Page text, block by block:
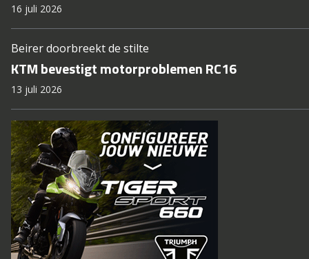
16 juli 2026
Beirer doorbreekt de stilte
KTM bevestigt motorproblemen RC16
13 juli 2026